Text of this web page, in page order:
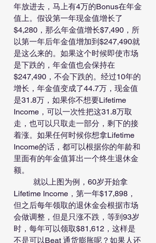
年放进去，马上有4万的Bonus在年金
值上。假设第一年现金值增长了
$4,280，那么年金值增长$7,490，所
以第一年后年金值增加到$247,490就
是这么来的。如果这个时候即使市场
是下跌的，年金值也会保持在
$247,490，不会下跌的。经过10年的
增长，年金值变成了44.7万，现金值
是31.8万，如果你不想要Lifetime
Income，可以一次性把这31.8万取
走，也可以只取走一部分，剩下的接
着涨。如果任何时候你想拿Lifetime
Income的话，都可以根据你的年龄和
里面有的年金值算出一个终生退休金
额。
Lifetime Income，第一年$17,898，
但之后每年领取的退休金会根据市场
会做调整，但是只涨不跌，等到93岁
时，每年可以领取$81,612，这样是
不是可以Beat 通货膨胀呢？如果人还